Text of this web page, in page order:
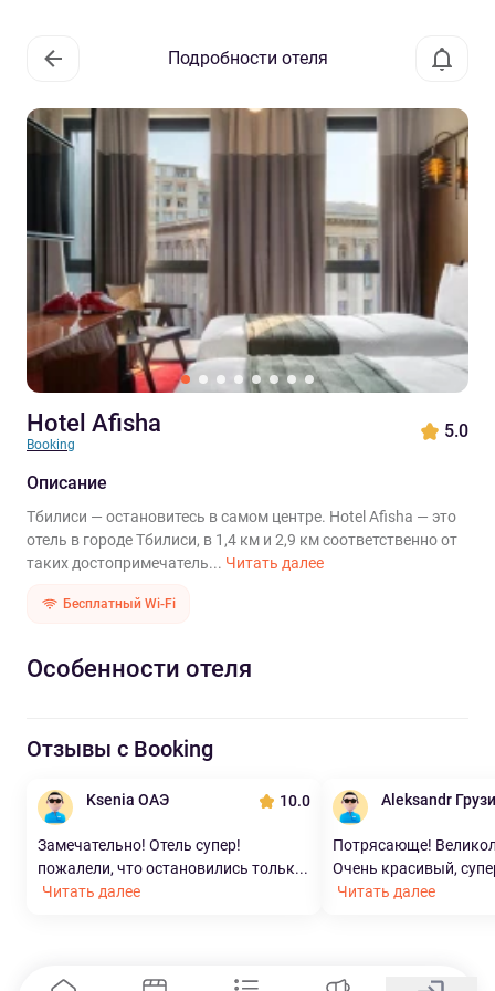
Подробности отеля
Hotel Afisha
Booking
5.0
Описание
Тбилиси — остановитесь в самом центре. Hotel Afisha — это
отель в городе Тбилиси, в 1,4 км и 2,9 км соответственно от
таких достопримечатель... Читать далее
Бесплатный Wi-Fi
Особенности отеля
Отзывы с Booking
Ksenia ОАЭ 10.0
Замечательно! Отель супер!
пожалели, что остановились тольк...
Читать далее
Aleksandr
Потрясающе!
Очень красивый,
Читать далее